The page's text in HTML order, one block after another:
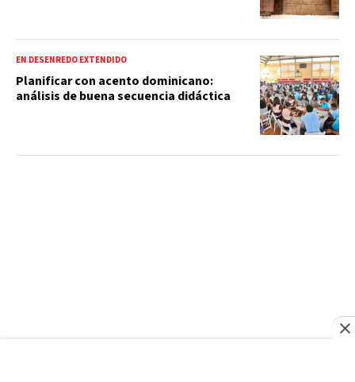
EN DESENREDO EXTENDIDO
Planificar con acento dominicano:
análisis de buena secuencia didáctica